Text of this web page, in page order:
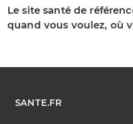
Le site santé de
quand vous voulez, où
SANTE.FR